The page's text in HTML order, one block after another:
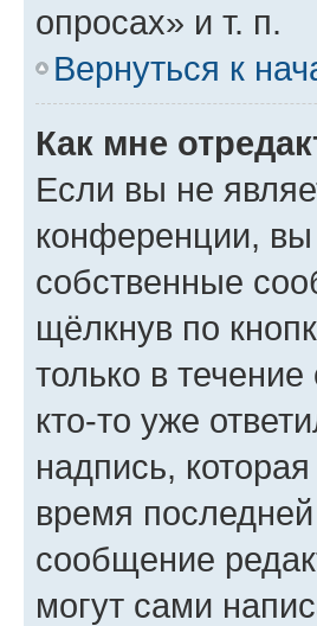
опросах» и т. п.
Вернуться к
Как мне
Если вы не
конференции, вы
собственные
щёлкнув по
только в
кто-то уже
надпись,
время
сообщение
могут сами